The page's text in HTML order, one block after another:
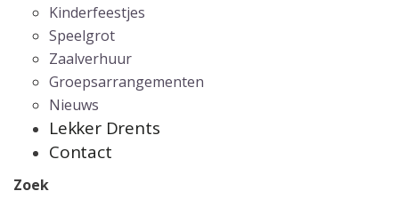
Kinderfeestjes
Speelgrot
Zaalverhuur
Groepsarrangementen
Nieuws
Lekker Drents
Contact
Zoek